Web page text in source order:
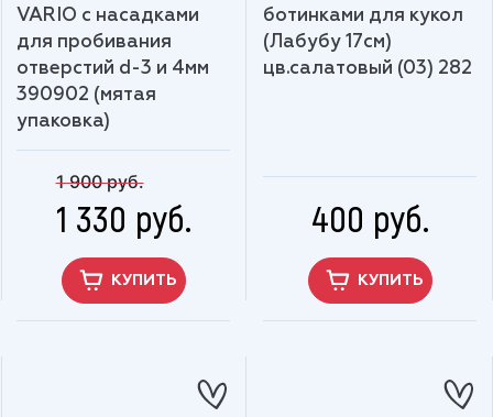
VARIO с насадками
для пробивания
отверстий d-3 и 4мм
390902 (мятая
упаковка)
1 900 руб.
1 330 руб.
КУПИТЬ
ботинками для кукол
(Лабубу 17см)
цв.салатовый (03) 282
400 руб.
КУПИТЬ